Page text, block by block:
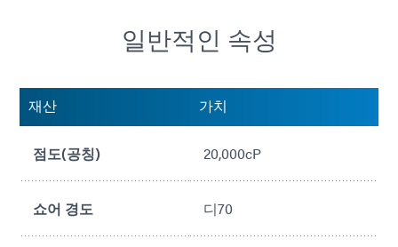
일반적인 속성
재산 가치
점도(공칭) 20,000cP
쇼어 경도 디70